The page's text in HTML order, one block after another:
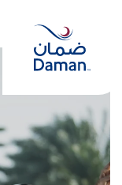
content